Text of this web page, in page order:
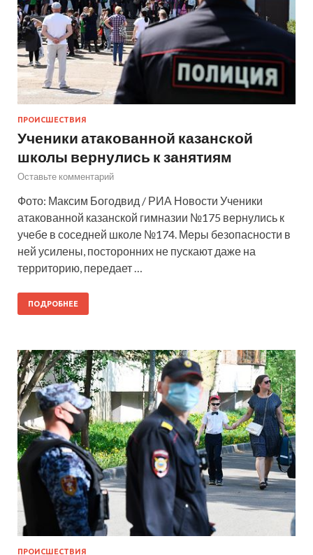
ПРОИСШЕСТВИЯ
Ученики атакованной казанской
школы вернулись к занятиям
Оставьте комментарий
Фото: Максим Богодвид / РИА Новости Ученики
атакованной казанской гимназии №175 вернулись к
учебе в соседней школе №174. Меры безопасности в
ней усилены, посторонних не пускают даже на
территорию, передает …
ПОДРОБНЕЕ
ПРОИСШЕСТВИЯ